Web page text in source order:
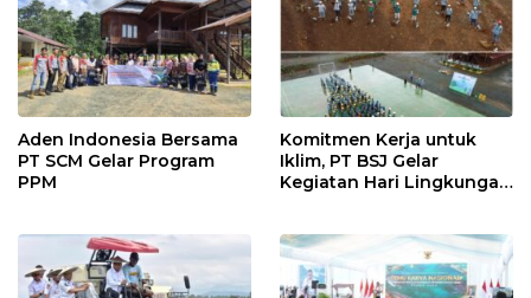
Aden Indonesia Bersama
PT SCM Gelar Program
PPM
Komitmen Kerja untuk
Iklim, PT BSJ Gelar
Kegiatan Hari Lingkungan